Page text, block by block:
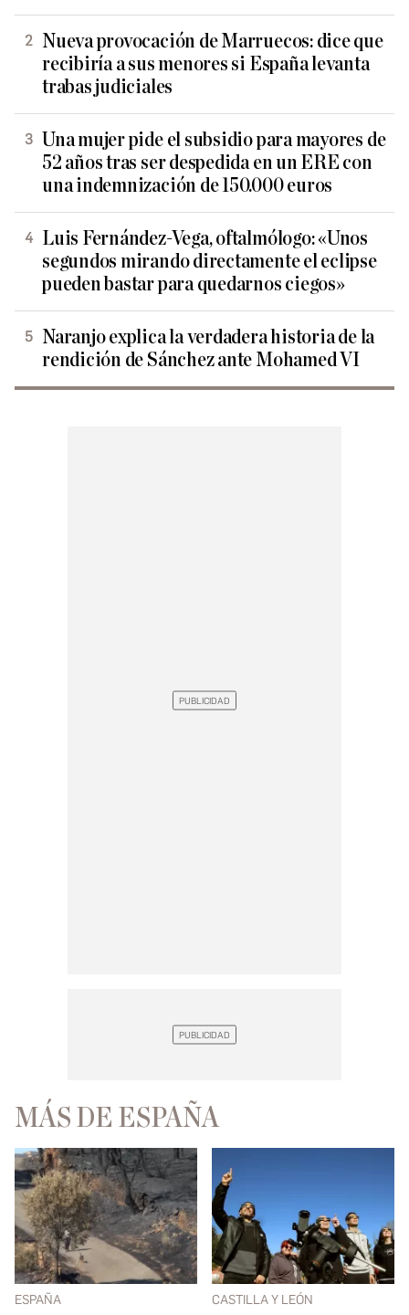
Nueva provocación de Marruecos: dice que
recibiría a sus menores si España levanta
trabas judiciales
Una mujer pide el subsidio para mayores de
52 años tras ser despedida en un ERE con
una indemnización de 150.000 euros
Luis Fernández-Vega, oftalmólogo: «Unos
segundos mirando directamente el eclipse
pueden bastar para quedarnos ciegos»
Naranjo explica la verdadera historia de la
rendición de Sánchez ante Mohamed VI
MÁS DE ESPAÑA
ESPAÑA CASTILLA Y LEÓN